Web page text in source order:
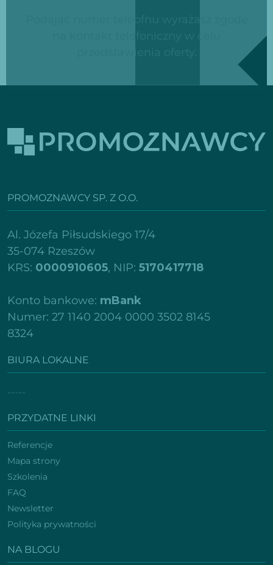
PROMOZNAWCY SP. Z O.O.
Al. Józefa Piłsudskiego 17/4
35-074 Rzeszów
KRS: 0000910605, NIP: 5170417718
Konto bankowe: mBank
Numer: 27 1140 2004 0000 3502 8145
8324
BIURA LOKALNE
-----
PRZYDATNE LINKI
Referencje
Mapa strony
Szkolenia
FAQ
Newsletter
Polityka prywatności
NA BLOGU